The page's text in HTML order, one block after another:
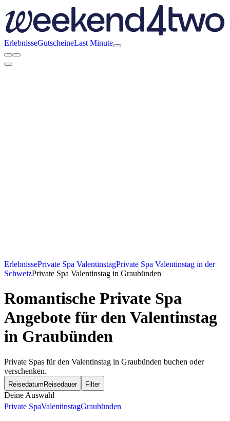
ErlebnisseGutscheineLast Minute
ErlebnissePrivate Spa ValentinstagPrivate Spa Valentinstag in der
SchweizPrivate Spa Valentinstag in Graubünden
Romantische Private Spa
Angebote für den Valentinstag
in Graubünden
Private Spas für den Valentinstag in Graubünden buchen oder
verschenken.
Reisedatum Reisedauer Filter
Deine Auswahl
Private SpaValentinstagGraubünden